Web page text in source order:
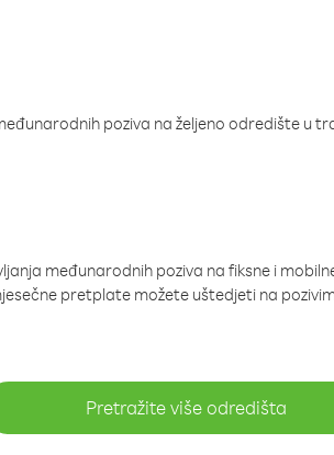
poziva na željeno odredište u
međunarodnih poziva na fiksne i
pretplate možete uštedjeti na
Pretražite više odredišta